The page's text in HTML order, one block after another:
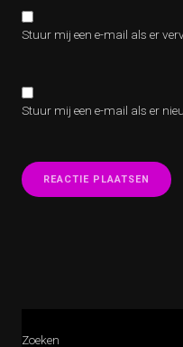
Stuur mij een e-mail als er
Stuur mij een e-mail als er
Zoeken